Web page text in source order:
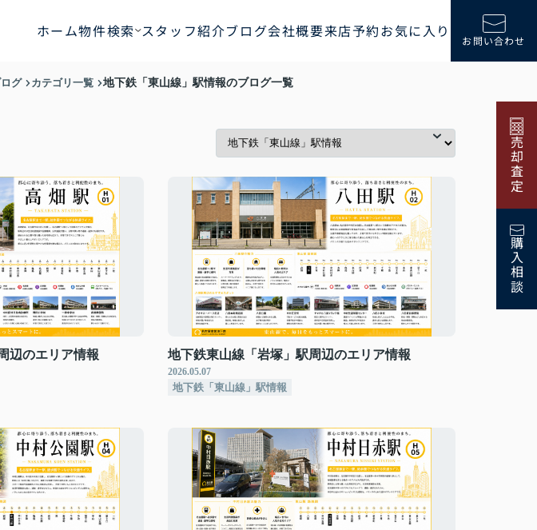
ホーム物件検索 スタッフ紹介ブログ会社概要来店予約お気に入り お問い合わせ
売却査定
購入相談
グ カテゴリ一覧 地下鉄「東山線」駅情報のブログ一覧
辺のエリア情報 地下鉄東山線「岩塚」駅周辺のエリア情報
2026.05.07
地下鉄「東山線」駅情報